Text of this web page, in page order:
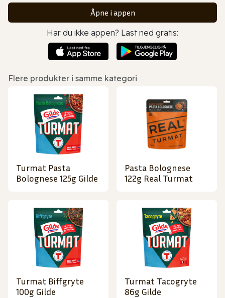
Åpne i appen
Har du ikke appen? Last ned gratis:
Flere produkter i samme kategori
Turmat Pasta
Bolognese 125g Gilde
Pasta Bolognese
122g Real Turmat
Turmat Biffgryte
100g Gilde
Turmat Tacogryte
86g Gilde